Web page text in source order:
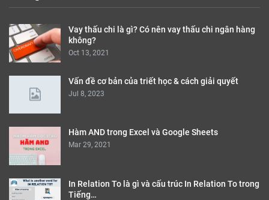
Vay thấu chi là gì? Có nên vay thấu chi ngân hàng
không?
Oct 13, 2021
Vấn đề cơ bản của triết học & cách giải quyết
Jul 8, 2023
Hàm AND trong Excel và Google Sheets
Mar 29, 2021
In Relation To là gì và cấu trúc In Relation To trong
Tiếng…